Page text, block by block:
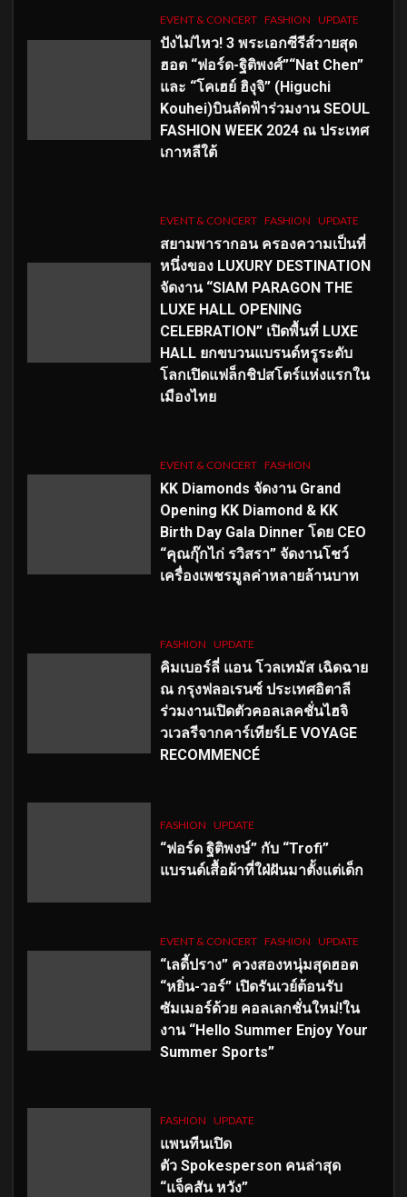
EVENT & CONCERT FASHION UPDATE
ปังไม่ไหว! 3 พระเอกซีรีส์วายสุด
ฮอต “ฟอร์ด-ฐิติพงศ์”“Nat Chen”
และ “โคเฮย์ ฮิงุจิ” (Higuchi
Kouhei)บินลัดฟ้าร่วมงาน SEOUL
FASHION WEEK 2024 ณ ประเทศ
เกาหลีใต้
EVENT & CONCERT FASHION UPDATE
สยามพารากอน ครองความเป็นที่
หนึ่งของ LUXURY DESTINATION
จัดงาน “SIAM PARAGON THE
LUXE HALL OPENING
CELEBRATION” เปิดพื้นที่ LUXE
HALL ยกขบวนแบรนด์หรูระดับ
โลกเปิดแฟล็กชิปสโตร์แห่งแรกใน
เมืองไทย
EVENT & CONCERT FASHION
KK Diamonds จัดงาน Grand
Opening KK Diamond & KK
Birth Day Gala Dinner โดย CEO
“คุณกุ๊กไก่ รวิสรา” จัดงานโชว์
เครื่องเพชรมูลค่าหลายล้านบาท
FASHION UPDATE
คิมเบอร์ลี่ แอน โวลเทมัส เฉิดฉาย
ณ กรุงฟลอเรนซ์ ประเทศอิตาลี
ร่วมงานเปิดตัวคอลเลคชั่นไฮจิ
วเวลรีจากคาร์เทียร์LE VOYAGE
RECOMMENCÉ
FASHION UPDATE
“ฟอร์ด ฐิติพงษ์” กับ “Trofi”
แบรนด์เสื้อผ้าที่ใฝ่ฝันมาตั้งแต่เด็ก
EVENT & CONCERT FASHION UPDATE
“เลดี้ปราง” ควงสองหนุ่มสุดฮอต
“หยิ่น-วอร์” เปิดรันเวย์ต้อนรับ
ซัมเมอร์ด้วย คอลเลกชั่นใหม่!ใน
งาน “Hello Summer Enjoy Your
Summer Sports”
FASHION UPDATE
แพนทีนเปิด
ตัว Spokesperson คนล่าสุด
“แจ็คสัน หวัง”